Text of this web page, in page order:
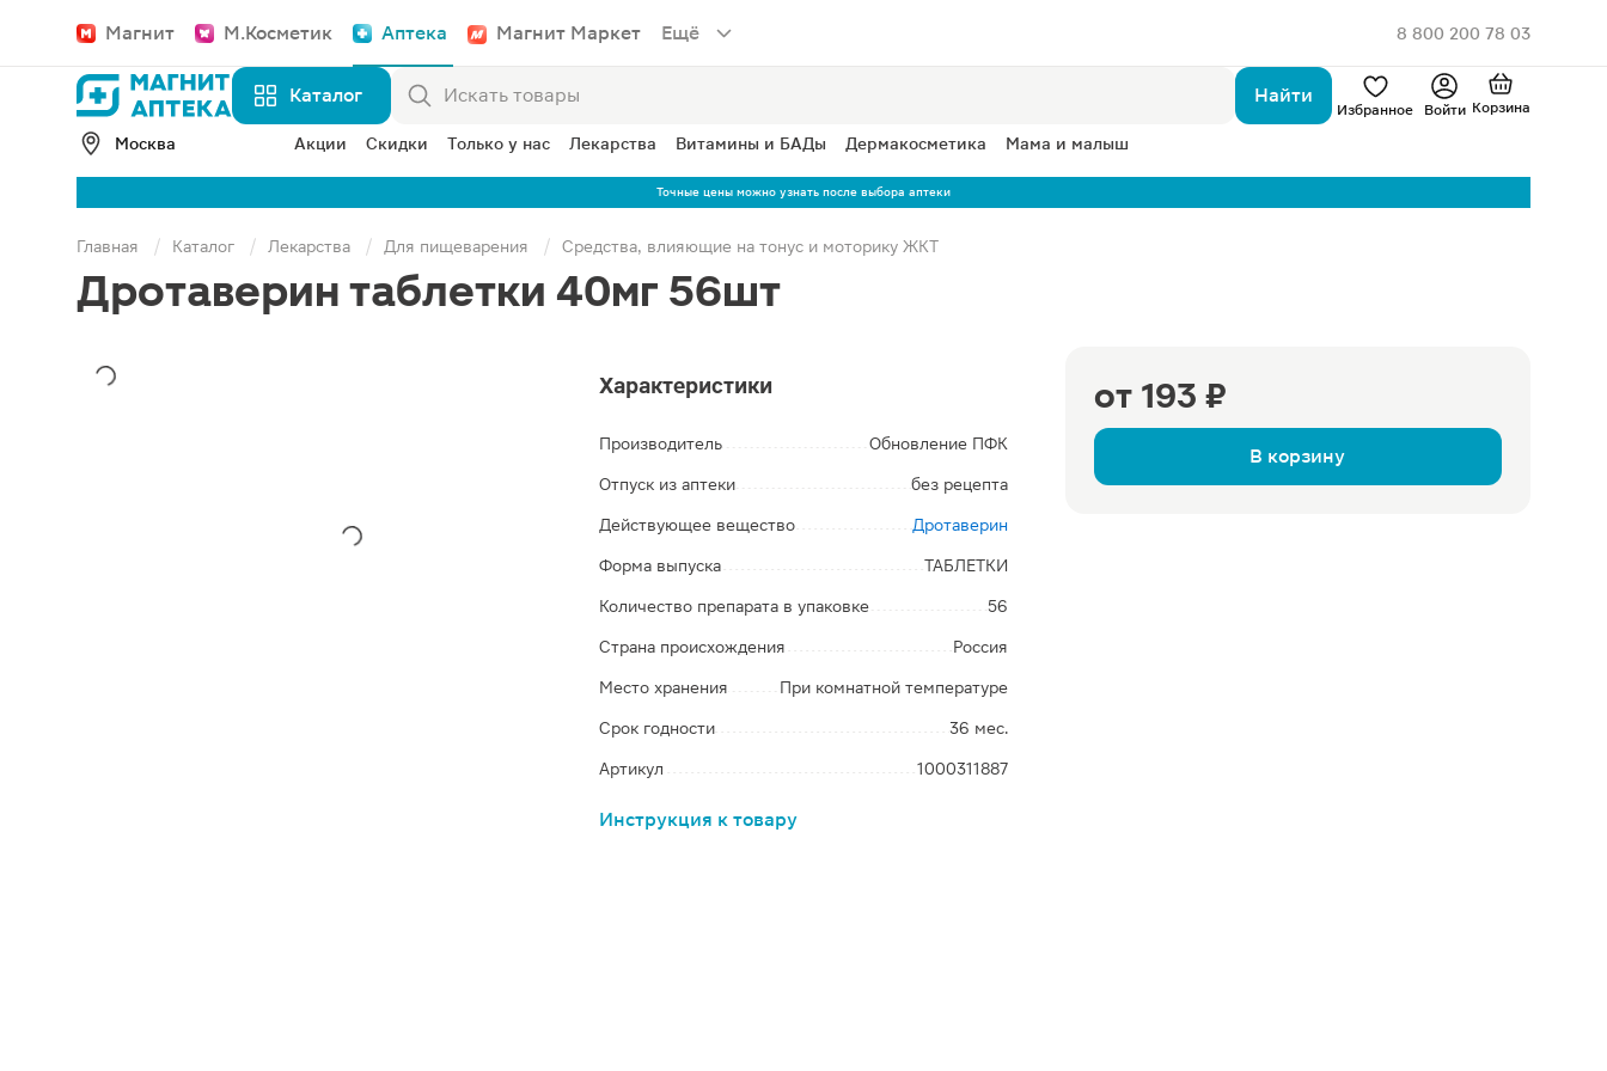
Магнит М.Косметик Аптека Магнит Маркет Ещё 8 800 200 78 03
Каталог Найти
Избранное Войти Корзина
Москва Акции Скидки Только у нас Лекарства Витамины и БАДы Дермакосметика Мама и малыш
Точные цены можно узнать после выбора аптеки
Главная Каталог Лекарства Для пищеварения Средства, влияющие на тонус и моторику ЖКТ
Дротаверин таблетки 40мг 56шт
от 193 ₽
В корзину
Характеристики
Производитель Обновление ПФК
Отпуск из аптеки без рецепта
Действующее вещество Дротаверин
Форма выпуска ТАБЛЕТКИ
Количество препарата в упаковке 56
Страна происхождения Россия
Место хранения При комнатной температуре
Срок годности 36 мес.
Артикул 1000311887
Инструкция к товару